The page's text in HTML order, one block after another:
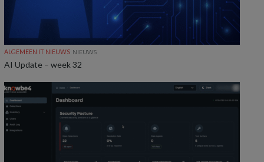
ALGEMEEN IT NIEUWS NIEUWS
AI Update – week 32